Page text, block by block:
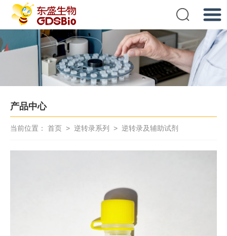
提交
产品中心
当前位置： 首页 > 逆转录系列 > 逆转录及辅助试剂